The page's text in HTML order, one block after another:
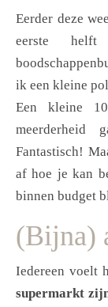
Eerder deze week deelde ik op Instagram dat ik voor de
eerste
ik een kleine
Een kleine
Fantastisch!
af hoe je kan
binnen budget
(Bijna)
Iedereen voelt
supermarkt